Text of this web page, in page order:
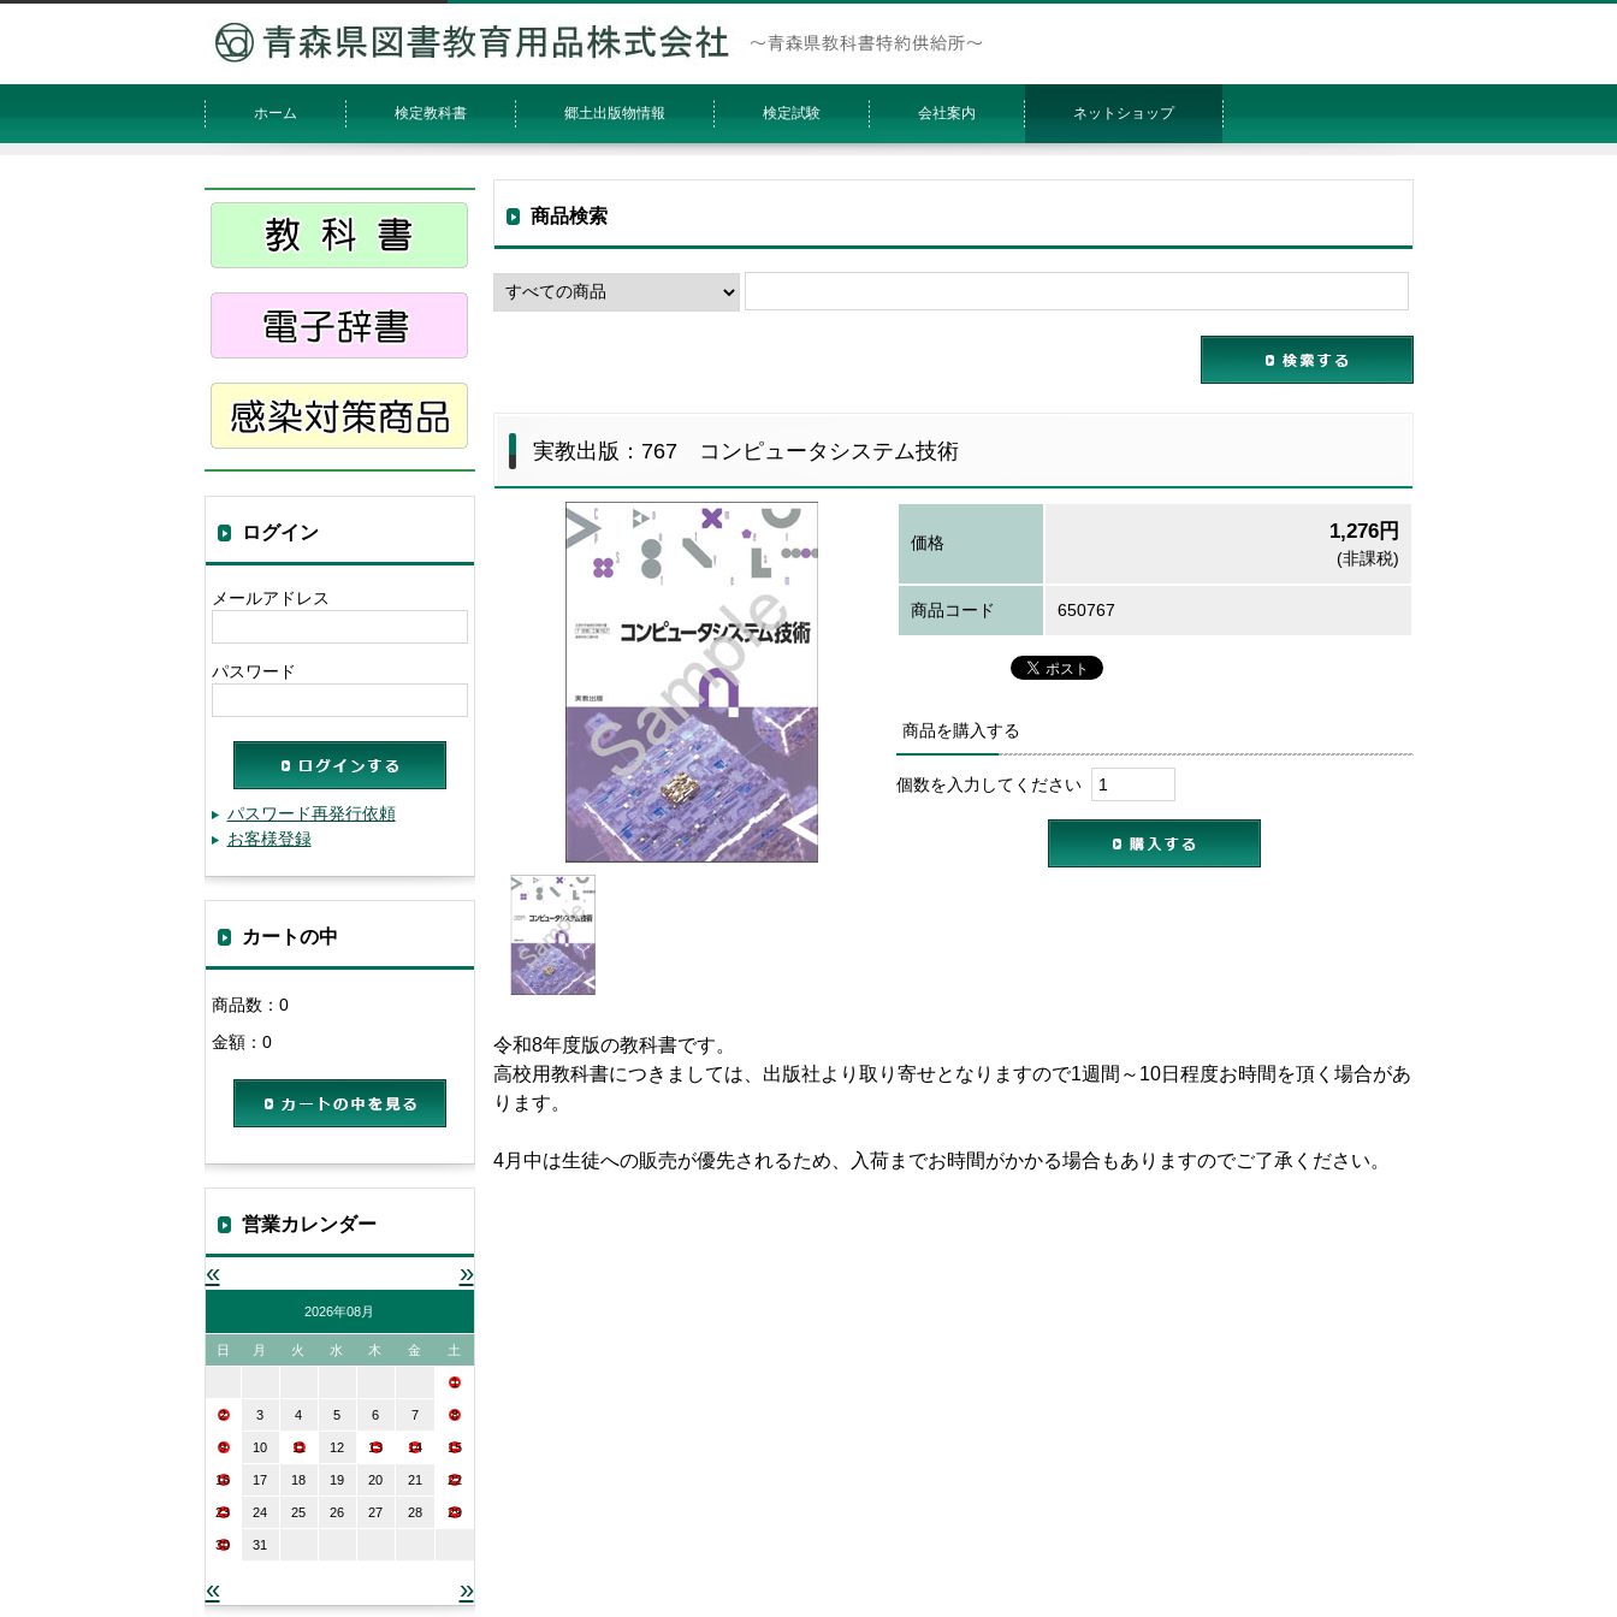
ホーム 検定教科書 郷土出版物情報 検定試験 会社案内 ネットショップ
商品検索
実教出版：767 コンピュータシステム技術
価格 1,276円
(非課税)
商品コード 650767
商品を購入する
個数を入力してください
令和8年度版の教科書です。
高校用教科書につきましては、出版社より取り寄せとなりますので1週間～10日程度お時間を頂く場合があ
ります。
4月中は生徒への販売が優先されるため、入荷までお時間がかかる場合もありますのでご了承ください。
ログイン
メールアドレス
パスワード
パスワード再発行依頼
お客様登録
カートの中
商品数：0
金額：0
営業カレンダー
« »
2026年08月
日 月 火 水 木 金 土
1
2 3 4 5 6 7 8
9 10 11 12 13 14 15
16 17 18 19 20 21 22
23 24 25 26 27 28 29
30 31
« »